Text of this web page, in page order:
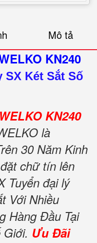
Mô tả
KN240
SX Két Sắt Số
KN240
là
30 Năm Kinh
chữ tín lên
Tuyển đại lý
Với Nhiều
Hàng Đầu Tại
Giới. Ưu Đãi